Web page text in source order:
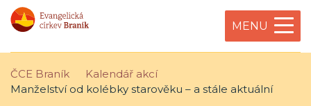
MENU
ČCE Braník
Kalendář akcí
Manželství od kolébky starověku – a stále aktuální